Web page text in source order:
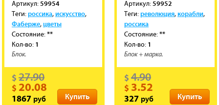
Артикул:59954
Теги:россика,искусство,
Фаберже,цветы
Состояние:**
Кол-во: 1
Блок.
Купить
$ 27.90
$ 20.08
1867 руб
Артикул:59952
Теги:революция, корабли,
россика
Состояние:**
Кол-во: 1
Блок + марка.
Купить
$ 4.90
$ 3.52
327 руб